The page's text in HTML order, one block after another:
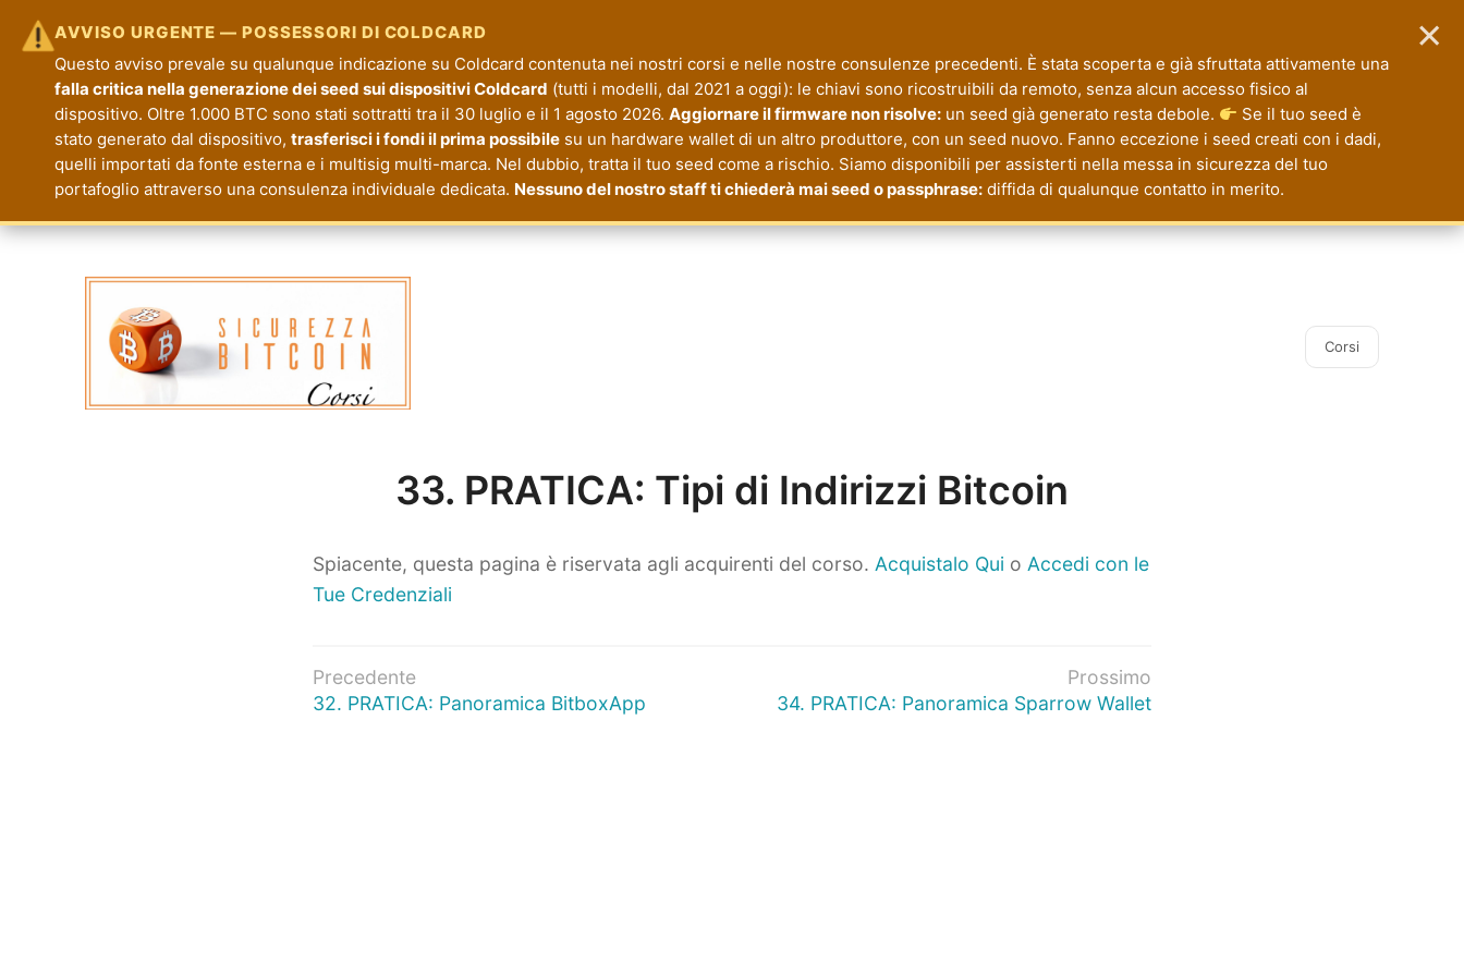
AVVISO URGENTE — POSSESSORI DI COLDCARD
Questo avviso prevale su qualunque indicazione su Coldcard contenuta nei nostri corsi e nelle nostre consulenze precedenti. È stata scoperta e già sfruttata attivamente una
falla critica nella generazione dei seed sui dispositivi Coldcard (tutti i modelli, dal 2021 a oggi): le chiavi sono ricostruibili da remoto, senza alcun accesso fisico al
dispositivo. Oltre 1.000 BTC sono stati sottratti tra il 30 luglio e il 1 agosto 2026. Aggiornare il firmware non risolve:un seed già generato resta debole.
Se il tuo seed è
stato generato dal dispositivo, trasferisci i fondi il prima possibilesu un hardware wallet di un altro produttore, con un seed nuovo. Fanno eccezione i seed creati con i dadi,
quelli importati da fonte esterna e i multisig multi-marca. Nel dubbio, tratta il tuo seed come a rischio. Siamo disponibili per assisterti nella messa in sicurezza del tuo
portafoglio attraverso una consulenza individuale dedicata. Nessuno del nostro staff ti chiederà mai seed o passphrase:diffida di qualunque contatto in merito.
×
Corsi
33. PRATICA: Tipi di Indirizzi Bitcoin
Spiacente, questa pagina è riservata agli acquirenti del corso. Acquistalo Qui o Accedi con le
Tue Credenziali
Navigazione
Precedente
Articolo
32. PRATICA: Panoramica BitboxApp
Prossimo
Prossimo34. PRATICA: Panoramica Sparrow Wallet